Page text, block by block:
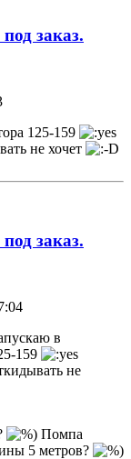
заказ.
125-159
не хочет
заказ.
в
159
не
Помпа
5 метров?